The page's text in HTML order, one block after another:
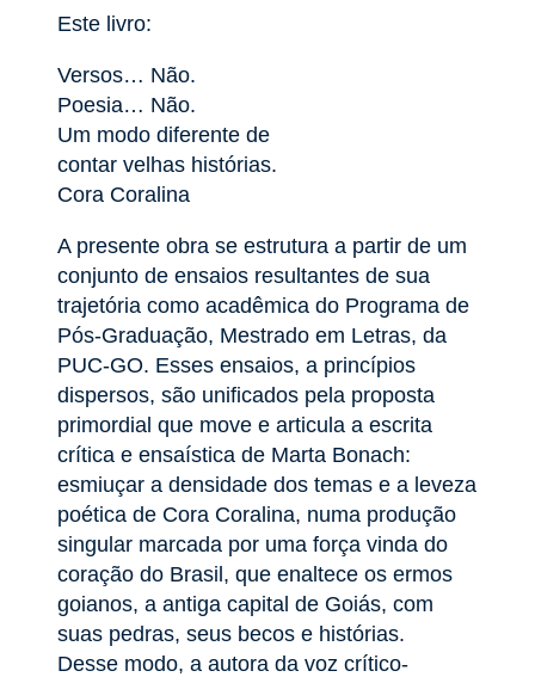
Este livro:
Versos… Não.
Poesia… Não.
Um modo diferente de
contar velhas histórias.
Cora Coralina
A presente obra se estrutura a partir de um
conjunto de ensaios resultantes de sua
trajetória como acadêmica do Programa de
Pós-Graduação, Mestrado em Letras, da
PUC-GO. Esses ensaios, a princípios
dispersos, são unificados pela proposta
primordial que move e articula a escrita
crítica e ensaística de Marta Bonach:
esmiuçar a densidade dos temas e a leveza
poética de Cora Coralina, numa produção
singular marcada por uma força vinda do
coração do Brasil, que enaltece os ermos
goianos, a antiga capital de Goiás, com
suas pedras, seus becos e histórias.
Desse modo, a autora da voz crítico-